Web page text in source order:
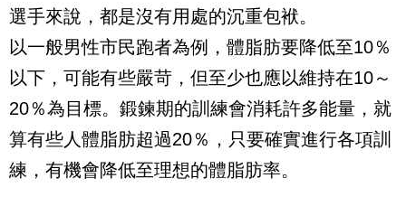
選手來說，都是沒有用處的沉重包袱。
以一般男性市民跑者為例，體脂肪要降低至10％
以下，可能有些嚴苛，但至少也應以維持在10～
20％為目標。鍛鍊期的訓練會消耗許多能量，就
算有些人體脂肪超過20％，只要確實進行各項訓
練，有機會降低至理想的體脂肪率。